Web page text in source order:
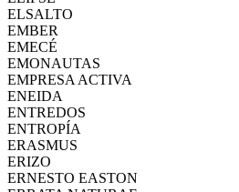
ELSALTO
EMBER
EMECÉ
EMONAUTAS
EMPRESA ACTIVA
ENEIDA
ENTREDOS
ENTROPÍA
ERASMUS
ERIZO
ERNESTO EASTON